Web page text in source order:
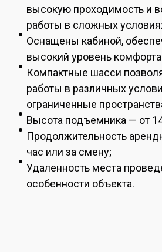
высокую проходимость и
работы в сложных
Оснащены кабиной,
высокий уровень
Компактные шасси
работы в различных
ограниченные
Высота подъемника — от
Продолжительность
час или за смену;
Удаленность места
особенности объекта.